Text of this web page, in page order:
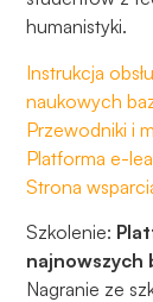
humanistyki.
Instrukcja
naukowych
Przewodniki i
Platforma e-
Strona
Szkolenie:
najnowszych
Nagranie ze